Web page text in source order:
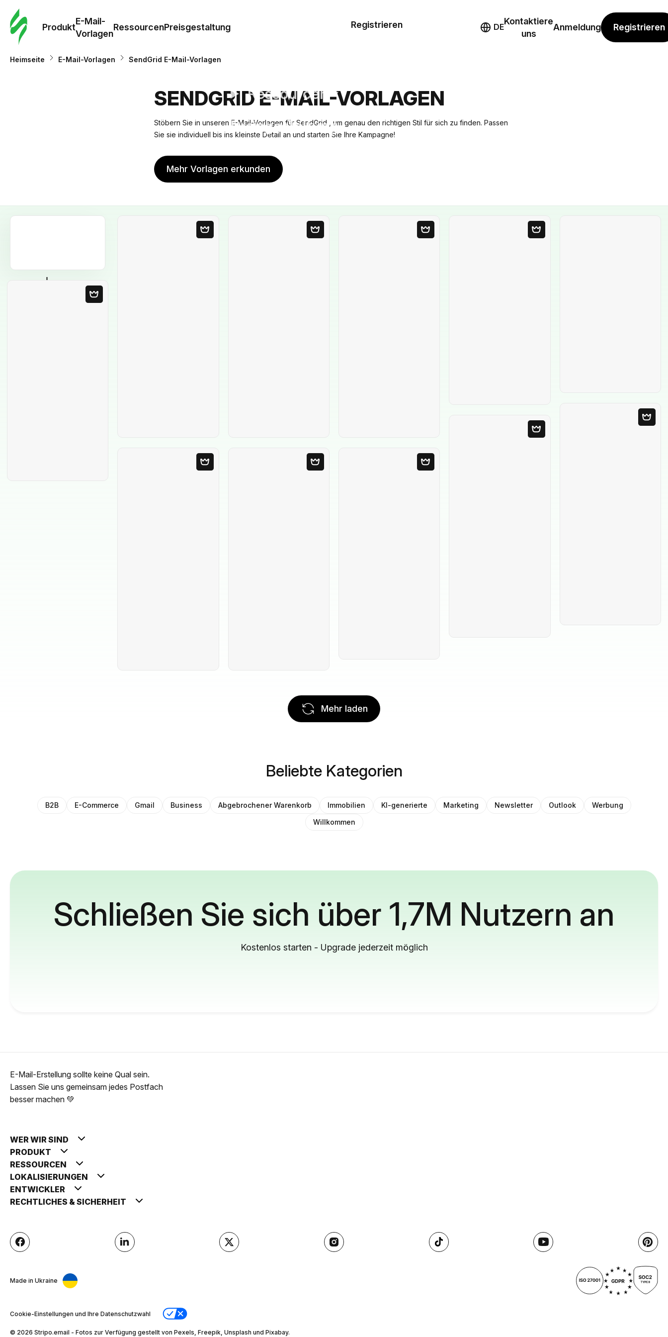
Produkt
E-Mail-
Vorlagen
RessourcenPreisgestaltung
Ressourcen
Preisgestaltung
Registrieren DE
Kontaktiere
uns
Anmeldung Registrieren
Heimseite E-Mail-Vorlagen SendGrid E-Mail-Vorlagen
SENDGRID E-MAIL-VORLAGEN
Stöbern Sie in unseren E-Mail-Vorlagen für SendGrid , um genau den richtigen Stil für sich zu finden. Passen
Sie sie individuell bis ins kleinste Detail an und starten Sie Ihre Kampagne!
Mehr Vorlagen erkunden
Mehr laden
Beliebte Kategorien
B2B E-Commerce Gmail Business Abgebrochener Warenkorb Immobilien KI-generierte Marketing Newsletter Outlook
Werbung
Willkommen
Schließen Sie sich über 1,7M Nutzern an
Kostenlos starten - Upgrade jederzeit möglich
E-Mail-Erstellung sollte keine Qual sein.
Lassen Sie uns gemeinsam jedes Postfach
besser machen 💚
WER WIR SIND
PRODUKT
RESSOURCEN
LOKALISIERUNGEN
ENTWICKLER
RECHTLICHES & SICHERHEIT
Made in Ukraine
Cookie-Einstellungen und Ihre Datenschutzwahl
© 2026 Stripо.email - Fotos zur Verfügung gestellt von Pexels, Freepik, Unsplash und Pixabay.